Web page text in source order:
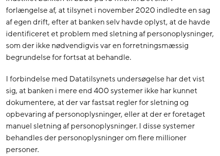
forlængelse af, at tilsynet i november 2020 indledte en sag
af egen drift, efter at banken selv havde oplyst, at de havde
identificeret et problem med sletning af personoplysninger,
som der ikke nødvendigvis var en forretningsmæssig
begrundelse for fortsat at behandle.
I forbindelse med Datatilsynets undersøgelse har det vist
sig, at banken i mere end 400 systemer ikke har kunnet
dokumentere, at der var fastsat regler for sletning og
opbevaring af personoplysninger, eller at der er foretaget
manuel sletning af personoplysninger. I disse systemer
behandles der personoplysninger om flere millioner
personer.